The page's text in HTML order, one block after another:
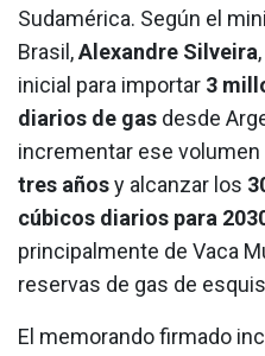
Sudamérica. Según el
Brasil,Alexandre Silveira
inicial para importar 3
diarios de gas desde
incrementar ese volumen
tres añosy alcanzar los
cúbicos diarios para
principalmente de Vaca
reservas de gas de
El memorando firmado